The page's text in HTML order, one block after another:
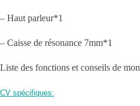
– Haut parleur*1
– Caisse de résonance 7mm*1
Liste des fonctions et conseils de
CV spécifiques: